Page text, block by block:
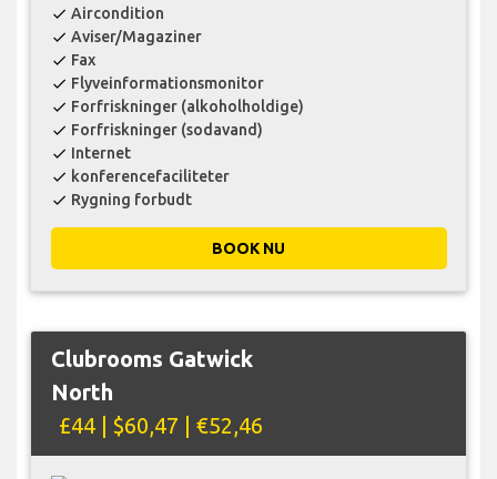
check Aircondition
check Aviser/Magaziner
check Fax
check Flyveinformationsmonitor
check Forfriskninger (alkoholholdige)
check Forfriskninger (sodavand)
check Internet
check konferencefaciliteter
check Rygning forbudt
BOOK NU
Clubrooms Gatwick
North
£44 | $60,47 | €52,46